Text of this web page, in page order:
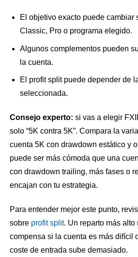
El objetivo exacto puede cambiar
Classic, Pro o programa elegido.
Algunos complementos pueden
la cuenta.
El profit split puede depender de
seleccionada.
Consejo experto: si vas a elegir
solo “5K contra 5K”. Compara la
cuenta 5K con drawdown estático y
puede ser más cómoda que una
con drawdown trailing, más fases o
encajan con tu estrategia.
Para entender mejor este punto,
sobre profit split. Un reparto más alto
compensa si la cuenta es más difícil
coste de entrada sube demasiado.